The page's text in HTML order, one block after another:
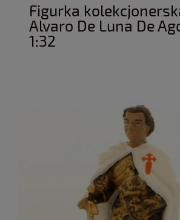
Figurka
Alvaro De Luna De
1:32